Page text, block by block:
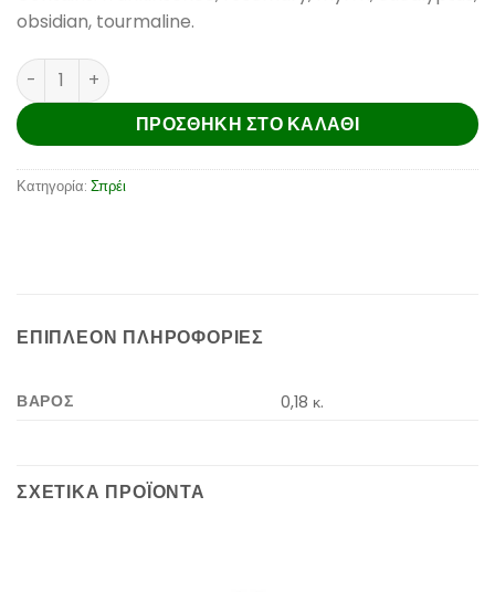
obsidian, tourmaline.
PROTECTIVE SHIELD ποσότητα
ΠΡΟΣΘΉΚΗ ΣΤΟ ΚΑΛΆΘΙ
Κατηγορία: Σπρέι
ΕΠΙΠΛΈΟΝ ΠΛΗΡΟΦΟΡΊΕΣ
ΒΆΡΟΣ 0,18 κ.
ΣΧΕΤΙΚΆ ΠΡΟΪΌΝΤΑ